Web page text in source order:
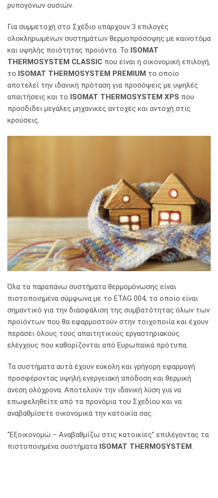
ρυπογόνων ουσιών.
Για συμμετοχή στο Σχέδιο υπάρχουν 3 επιλογές
ολοκληρωμένων συστημάτων θερμοπρόσοψης με καινοτόμα
και υψηλής ποιότητας προϊόντα. Το ISOMAT
THERMOSYSTEM CLASSIC που είναι η οικονομική επιλογή,
το ISOMAT THERMOSYSTEM PREMIUM το οποίο
αποτελεί την ιδανική πρόταση για προσόψεις με υψηλές
απαιτήσεις και το ISOMAT THERMOSYSTEM XPS που
προσδίδει μεγάλες μηχανικές αντοχές και αντοχή στις
κρούσεις.
Όλα τα παραπάνω συστήματα θερμομόνωσης είναι
πιστοποιημένα σύμφωνα με το ETAG 004, το οποίο είναι
σημαντικό για την διασφάλιση της συμβατότητας όλων των
προϊόντων που θα εφαρμοστούν στην τοιχοποιία και έχουν
περάσει όλους τους απαιτητικούς εργαστηριακούς
ελέγχους που καθορίζονται από Ευρωπαϊκά πρότυπα.
Τα συστήματα αυτά έχουν εύκολη και γρήγορη εφαρμογή
προσφέροντας υψηλή ενεργειακή απόδοση και θερμική
άνεση ολόχρονα. Αποτελούν την ιδανική λύση για να
επωφεληθείτε από τα προνόμια του Σχεδίου και να
αναβαθμίσετε οικονομικά την κατοικία σας.
“Εξοικονομώ – Αναβαθμίζω στις κατοικίες” επιλέγοντας τα
πιστοποιημένα συστήματα ISOMAT THERMOSYSTEM.